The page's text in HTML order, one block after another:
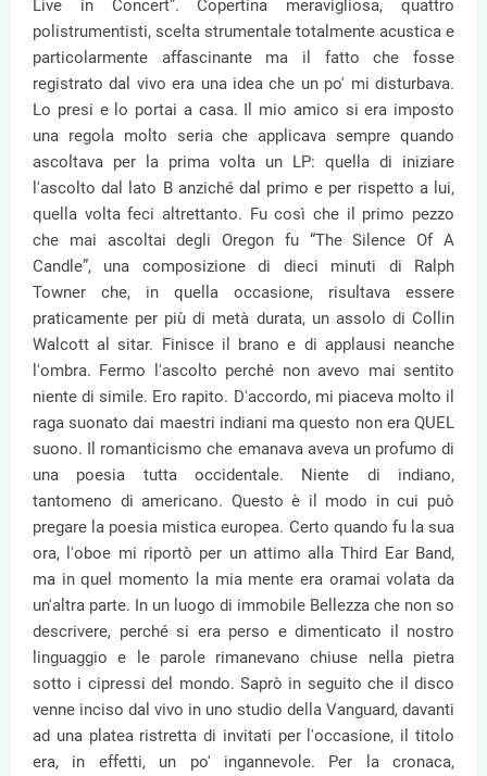
Live in Concert”. Copertina meravigliosa, quattro
polistrumentisti, scelta strumentale totalmente acustica e
particolarmente affascinante ma il fatto che fosse
registrato dal vivo era una idea che un po' mi disturbava.
Lo presi e lo portai a casa. Il mio amico si era imposto
una regola molto seria che applicava sempre quando
ascoltava per la prima volta un LP: quella di iniziare
l'ascolto dal lato B anziché dal primo e per rispetto a lui,
quella volta feci altrettanto. Fu così che il primo pezzo
che mai ascoltai degli Oregon fu “The Silence Of A
Candle”, una composizione di dieci minuti di Ralph
Towner che, in quella occasione, risultava essere
praticamente per più di metà durata, un assolo di Collin
Walcott al sitar. Finisce il brano e di applausi neanche
l'ombra. Fermo l'ascolto perché non avevo mai sentito
niente di simile. Ero rapito. D'accordo, mi piaceva molto il
raga suonato dai maestri indiani ma questo non era QUEL
suono. Il romanticismo che emanava aveva un profumo di
una poesia tutta occidentale. Niente di indiano,
tantomeno di americano. Questo è il modo in cui può
pregare la poesia mistica europea. Certo quando fu la sua
ora, l'oboe mi riportò per un attimo alla Third Ear Band,
ma in quel momento la mia mente era oramai volata da
un'altra parte. In un luogo di immobile Bellezza che non so
descrivere, perché si era perso e dimenticato il nostro
linguaggio e le parole rimanevano chiuse nella pietra
sotto i cipressi del mondo. Saprò in seguito che il disco
venne inciso dal vivo in uno studio della Vanguard, davanti
ad una platea ristretta di invitati per l'occasione, il titolo
era, in effetti, un po' ingannevole. Per la cronaca,